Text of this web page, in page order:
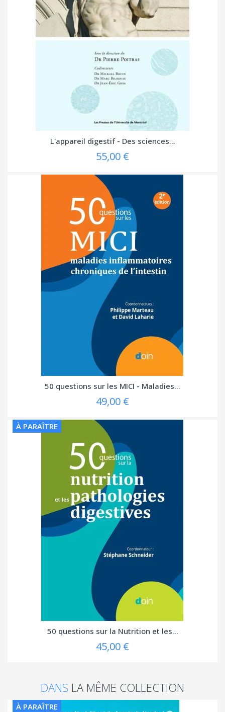
L'appareil digestif - Des sciences...
55,00 €
50 questions sur les MICI - Maladies...
49,00 €
À PARAÎTRE
50 questions sur la Nutrition et les...
45,00 €
DANS LA MÊME COLLECTION
À PARAÎTRE